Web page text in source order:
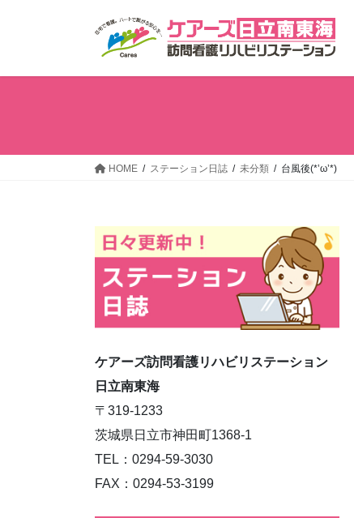
HOME ステーション日誌 未分類 台風後(*’ω’*)
ケアーズ訪問看護リハビリステーション
日立南東海
〒319-1233
茨城県日立市神田町1368-1
TEL：0294-59-3030
FAX：0294-53-3199